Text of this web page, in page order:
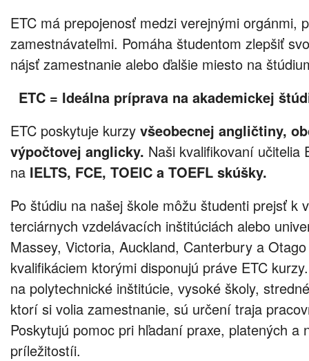
ETC má prepojenosť medzi verejnými orgánmi,
zamestnávateľmi. Pomáha študentom zlepšiť
nájsť zamestnanie alebo ďalšie miesto na
ETC = Ideálna príprava na akademickej
ETC poskytuje kurzy všeobecnej angličtiny,
výpočtovej anglicky. Naši kvalifikovaní učitelia
na IELTS, FCE, TOEIC a TOEFL skúšky.
Po štúdiu na našej škole môžu študenti prejsť k
terciárnych vzdelávacích inštitúciách alebo
Massey, Victoria, Auckland, Canterbury a
kvalifikáciem ktorými disponujú práve ETC
na polytechnické inštitúcie, vysoké školy,
ktorí si volia zamestnanie, sú určení traja
Poskytujú pomoc pri hľadaní praxe, platených a
príležitostíi.